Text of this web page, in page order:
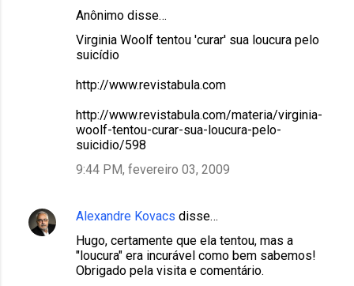
Anônimo disse…
Virginia Woolf tentou 'curar' sua loucura pelo
suicídio
http://www.revistabula.com
http://www.revistabula.com/materia/virginia-
woolf-tentou-curar-sua-loucura-pelo-
suicidio/598
9:44 PM, fevereiro 03, 2009
Alexandre Kovacs disse…
Hugo, certamente que ela tentou, mas a
"loucura" era incurável como bem sabemos!
Obrigado pela visita e comentário.